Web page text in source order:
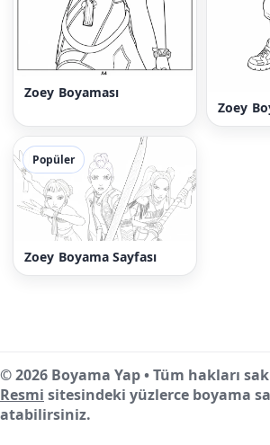
Zoey Boyaması
Zoey
Popüler
Zoey Boyama Sayfası
© 2026 Boyama Yap • Tüm hakları
Resmi sitesindeki yüzlerce boyama
atabilirsiniz.